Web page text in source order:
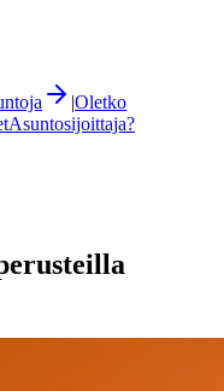
|Oletko
Asuntosijoittaja?